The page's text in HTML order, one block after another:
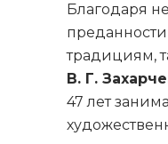
Благодаря
традициям,
В. Г.
47 лет